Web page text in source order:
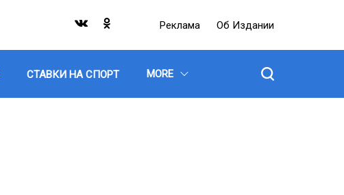
Реклама Об Издании
СТАВКИ НА СПОРТ MORE